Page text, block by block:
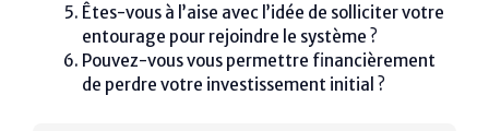
Êtes-vous à l’aise avec l’idée de solliciter votre
entourage pour rejoindre le système ?
Pouvez-vous vous permettre financièrement
de perdre votre investissement initial ?